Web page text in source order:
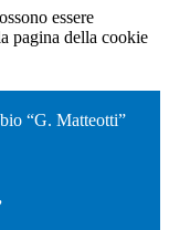
essere
pagina della cookie
“G. Matteotti”